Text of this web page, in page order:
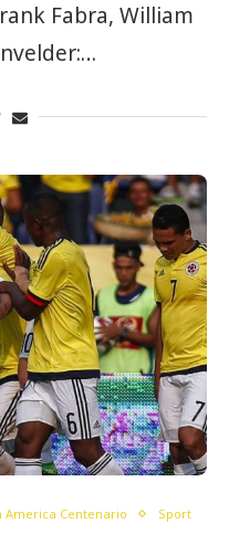
Fabra, William
America Centenario Sport